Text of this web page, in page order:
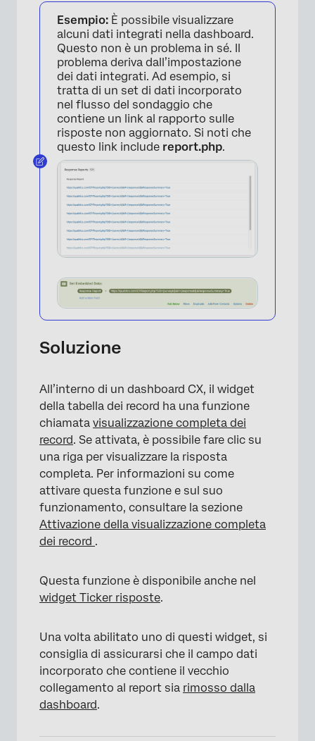
Esempio: È possibile visualizzare
alcuni dati integrati nella dashboard.
Questo non è un problema in sé. Il
problema deriva dall’impostazione
dei dati integrati. Ad esempio, si
tratta di un set di dati incorporato
nel flusso del sondaggio che
contiene un link al rapporto sulle
risposte non aggiornato. Si noti che
questo link include report.php.
Soluzione
All’interno di un dashboard CX, il widget
della tabella dei record ha una funzione
chiamata visualizzazione completa dei
record. Se attivata, è possibile fare clic su
una riga per visualizzare la risposta
completa. Per informazioni su come
attivare questa funzione e sul suo
funzionamento, consultare la sezione
Attivazione della visualizzazione completa
dei record .
Questa funzione è disponibile anche nel
widget Ticker risposte.
Una volta abilitato uno di questi widget, si
consiglia di assicurarsi che il campo dati
incorporato che contiene il vecchio
collegamento al report sia rimosso dalla
dashboard.